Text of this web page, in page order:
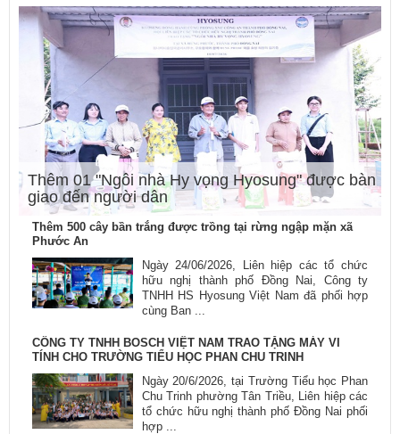
Thêm 01 "Ngôi nhà Hy vọng Hyosung" được bàn
giao đến người dân
Thêm 500 cây bần trắng được trồng tại rừng ngập mặn xã
Phước An
Ngày 24/06/2026, Liên hiệp các tổ chức
hữu nghị thành phố Đồng Nai, Công ty
TNHH HS Hyosung Việt Nam đã phối hợp
cùng Ban ...
CÔNG TY TNHH BOSCH VIỆT NAM TRAO TẶNG MÁY VI
TÍNH CHO TRƯỜNG TIỂU HỌC PHAN CHU TRINH
Ngày 20/6/2026, tại Trường Tiểu học Phan
Chu Trinh phường Tân Triều, Liên hiệp các
tổ chức hữu nghị thành phố Đồng Nai phối
hợp ...